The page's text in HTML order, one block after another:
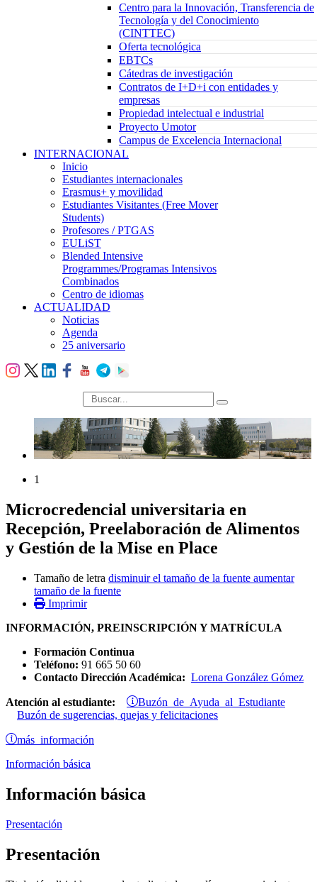
Centro para la Innovación, Transferencia de
Tecnología y del Conocimiento
(CINTTEC)
Oferta tecnológica
EBTCs
Cátedras de investigación
Contratos de I+D+i con entidades y
empresas
Propiedad intelectual e industrial
Proyecto Umotor
Campus de Excelencia Internacional
INTERNACIONAL
Inicio
Estudiantes internacionales
Erasmus+ y movilidad
Estudiantes Visitantes (Free Mover
Students)
Profesores / PTGAS
EULiST
Blended Intensive
Programmes/Programas Intensivos
Combinados
Centro de idiomas
ACTUALIDAD
Noticias
Agenda
25 aniversario
búsqueda
1
Microcredencial universitaria en
Recepción, Preelaboración de Alimentos
y Gestión de la Mise en Place
Tamaño de letra disminuir el tamaño de la fuente aumentar
tamaño de la fuente
Imprimir
INFORMACIÓN, PREINSCRIPCIÓN Y MATRÍCULA
Formación Continua
Teléfono: 91 665 50 60
Contacto Dirección Académica: Lorena González Gómez
Atención al estudiante: Buzón de Ayuda al Estudiante
Buzón de sugerencias, quejas y felicitaciones
más información
Información básica
Información básica
Presentación
Presentación